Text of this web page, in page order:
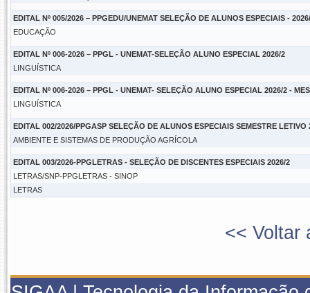
EDITAL Nº 005/2026 – PPGEDU/UNEMAT SELEÇÃO DE ALUNOS ESPECIAIS -
EDUCAÇÃO
EDITAL Nº 006-2026 – PPGL - UNEMAT-SELEÇÃO ALUNO ESPECIAL 2026/2
LINGUÍSTICA
EDITAL Nº 006-2026 – PPGL - UNEMAT- SELEÇÃO ALUNO ESPECIAL 2026/2 -
LINGUÍSTICA
EDITAL 002/2026/PPGASP SELEÇÃO DE ALUNOS ESPECIAIS SEMESTRE LETIVO
AMBIENTE E SISTEMAS DE PRODUÇÃO AGRÍCOLA
EDITAL 003/2026-PPGLETRAS - SELEÇÃO DE DISCENTES ESPECIAIS 2026/2
LETRAS/SNP-PPGLETRAS - SINOP
LETRAS
<< Voltar